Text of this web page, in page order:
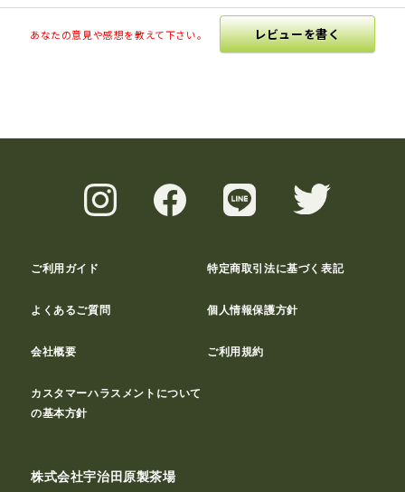
あなたの意見や感想を教えて下さい。 レビューを書く
ご利用ガイド 特定商取引法に基づく表記
よくあるご質問 個人情報保護方針
会社概要 ご利用規約
カスタマーハラスメントについて
の基本方針
株式会社宇治田原製茶場